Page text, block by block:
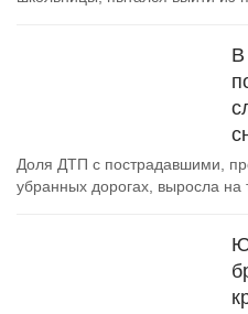
В
Доля ДТП с пострадавшими,
убранных дорогах, выросла на